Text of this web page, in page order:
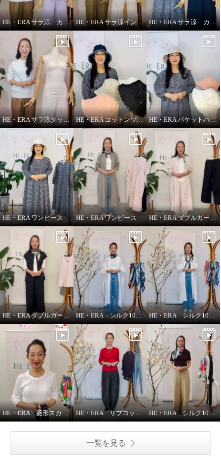
ヘ・エラ シルク１００％ 彩りが
あなたを包む スクエア大判スカ
ーフ
マルシェベージュ
¥0
ヘ・エラ シルク１００％ 彩りが
あなたを包む スクエア大判スカ
ーフ
シルバーバード
¥0
HE・ERA サラ涼 カップ付きインナー HE・ERA サラ涼インナー HE・ERA サラ涼 カップ付きスリップ
HE・ERA サラ涼タッチ ペチパンツ HE・ERA コットンツイル バケットハット HE・ERA バケットハット
HE・ERA ワンピース HE・ERA ワンピース HE・ERA ダブルガーゼ パンツ
HE・ERA ダブルガーゼ ジレ HE・ERA シルク100％アレンジ広がる 菱形スカーフ
HE・ERA 菱形スカーフの巻き方 HE・ERA リブコットンインナー 3枚セット HE・ERA シルク100％ スクエアー 大判スカーフ
一覧を見る